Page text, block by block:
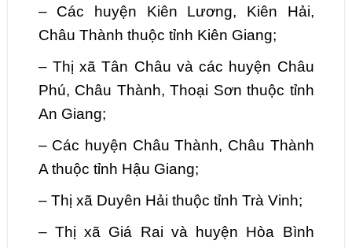
– Các huyện Kiên Lương, Kiên Hải,
Châu Thành thuộc tỉnh Kiên Giang;
– Thị xã Tân Châu và các huyện Châu
Phú, Châu Thành, Thoại Sơn thuộc tỉnh
An Giang;
– Các huyện Châu Thành, Châu Thành
A thuộc tỉnh Hậu Giang;
– Thị xã Duyên Hải thuộc tỉnh Trà Vinh;
– Thị xã Giá Rai và huyện Hòa Bình